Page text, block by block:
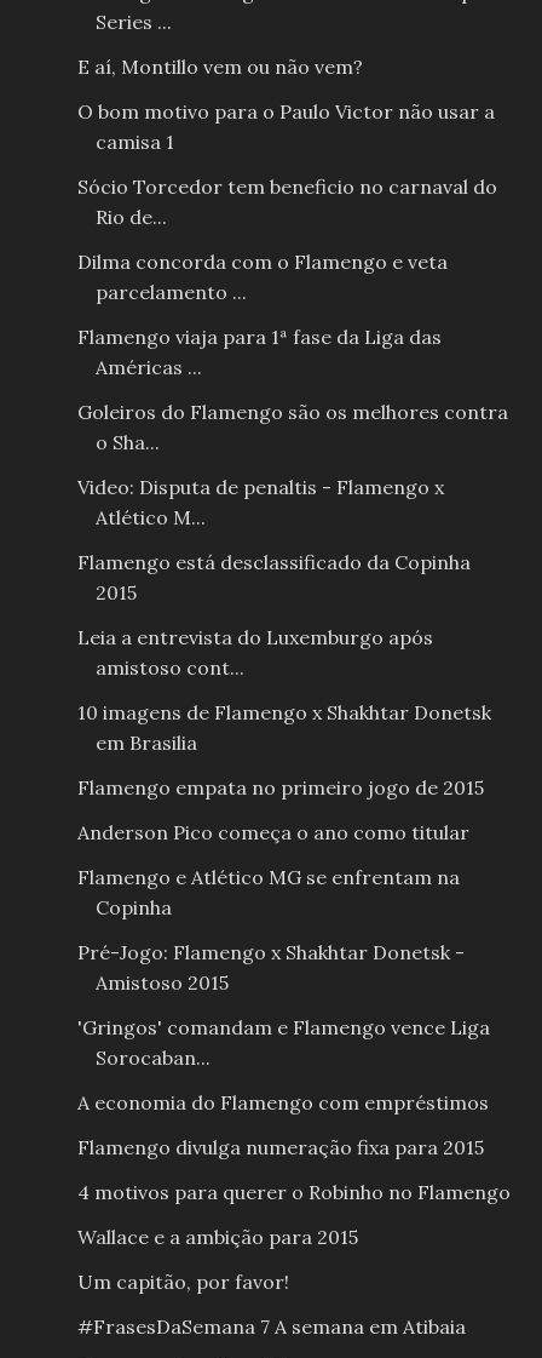
Series ...
E aí, Montillo vem ou não vem?
O bom motivo para o Paulo Victor não usar a
camisa 1
Sócio Torcedor tem beneficio no carnaval do
Rio de...
Dilma concorda com o Flamengo e veta
parcelamento ...
Flamengo viaja para 1ª fase da Liga das
Américas ...
Goleiros do Flamengo são os melhores contra
o Sha...
Video: Disputa de penaltis - Flamengo x
Atlético M...
Flamengo está desclassificado da Copinha
2015
Leia a entrevista do Luxemburgo após
amistoso cont...
10 imagens de Flamengo x Shakhtar Donetsk
em Brasilia
Flamengo empata no primeiro jogo de 2015
Anderson Pico começa o ano como titular
Flamengo e Atlético MG se enfrentam na
Copinha
Pré-Jogo: Flamengo x Shakhtar Donetsk -
Amistoso 2015
'Gringos' comandam e Flamengo vence Liga
Sorocaban...
A economia do Flamengo com empréstimos
Flamengo divulga numeração fixa para 2015
4 motivos para querer o Robinho no Flamengo
Wallace e a ambição para 2015
Um capitão, por favor!
#FrasesDaSemana 7 A semana em Atibaia